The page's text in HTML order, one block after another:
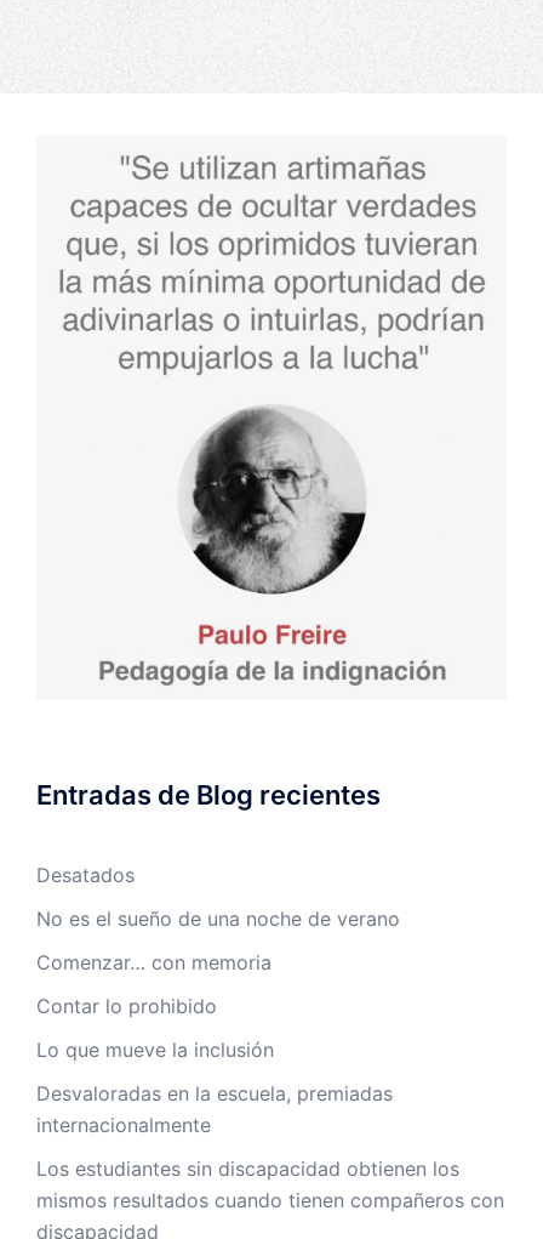
Entradas de Blog recientes
Desatados
No es el sueño de una noche de verano
Comenzar… con memoria
Contar lo prohibido
Lo que mueve la inclusión
Desvaloradas en la escuela, premiadas
internacionalmente
Los estudiantes sin discapacidad obtienen los
mismos resultados cuando tienen compañeros con
discapacidad